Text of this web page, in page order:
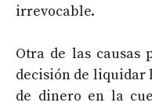
irrevocable.
Otra de las causas
decisión de liquidar
de dinero en la